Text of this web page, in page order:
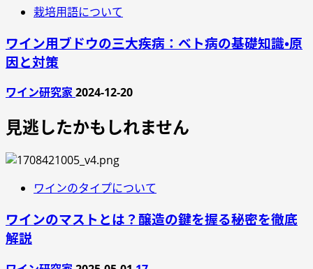
栽培用語について
ワイン用ブドウの三大疾病：ベト病の基礎知識・原
因と対策
ワイン研究家2024-12-20
見逃したかもしれません
ワインのタイプについて
ワインのマストとは？醸造の鍵を握る秘密を徹底
解説